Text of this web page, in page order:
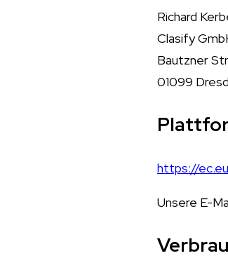
Richard
Clasify
Bautzner
01099
https://
Unsere E-